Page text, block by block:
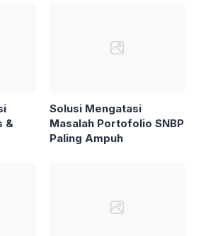
&
Solusi Mengatasi
Masalah Portofolio SNBP
Paling Ampuh